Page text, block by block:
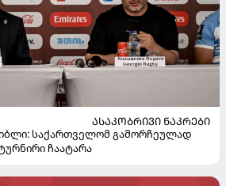
ᲐᲡᲐᲙᲝᲑᲠᲘᲕᲘ ᲜᲐᲙᲠᲔᲑᲘ
საქართველომ გამორჩეულად
ჩაატარა